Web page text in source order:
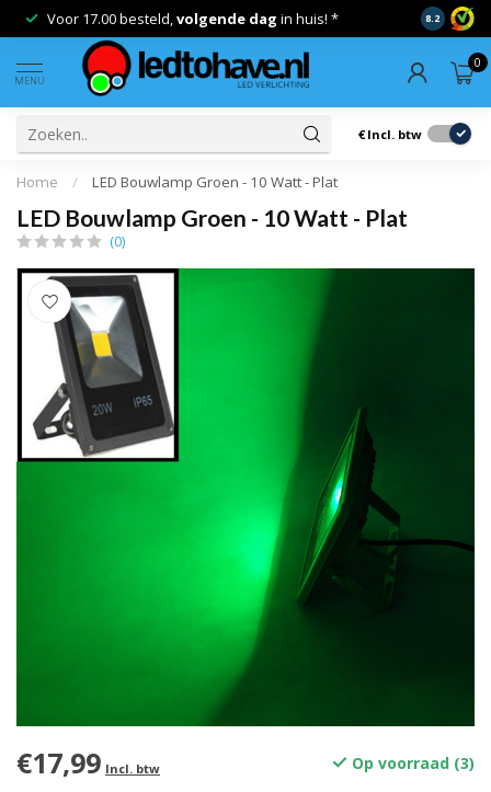
Voor 17.00 besteld,volgende dag in huis! * Gratis
8.2
MENU
0
€ Incl. btw
Home / LED Bouwlamp Groen - 10 Watt - Plat
LED Bouwlamp Groen - 10 Watt - Plat
(0)
€17,99 Incl. btw Op voorraad (3)